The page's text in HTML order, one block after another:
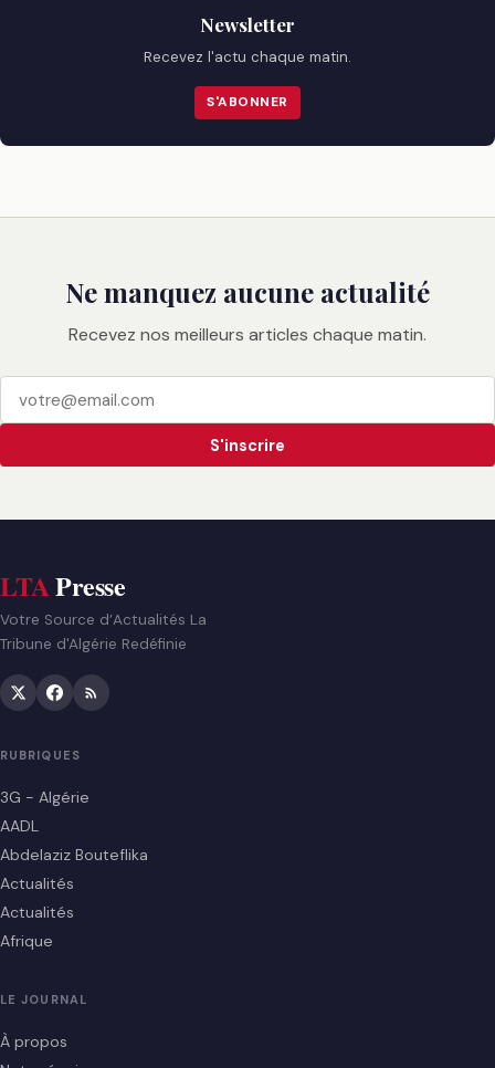
Newsletter
Recevez l'actu chaque matin.
S'ABONNER
Ne manquez aucune actualité
Recevez nos meilleurs articles chaque matin.
S'inscrire
LTAPresse
Votre Source d’Actualités La
Tribune d'Algérie Redéfinie
RUBRIQUES
3G - Algérie
AADL
Abdelaziz Bouteflika
Actualités
Actualités
Afrique
LE JOURNAL
À propos